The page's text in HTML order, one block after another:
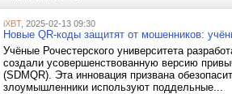
iXBT, 2025-02-13 09:30
Новые QR-коды защитят от мошенников:
Учёные Рочестерского университета
создали усовершенствованную версию
(SDMQR). Эта инновация призвана
злоумышленники используют поддельные...